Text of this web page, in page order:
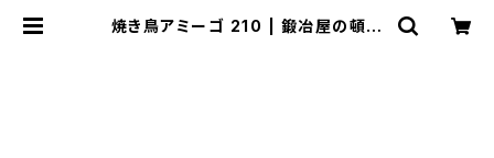
焼き鳥アミーゴ 210 | 鍛冶屋の頓珍